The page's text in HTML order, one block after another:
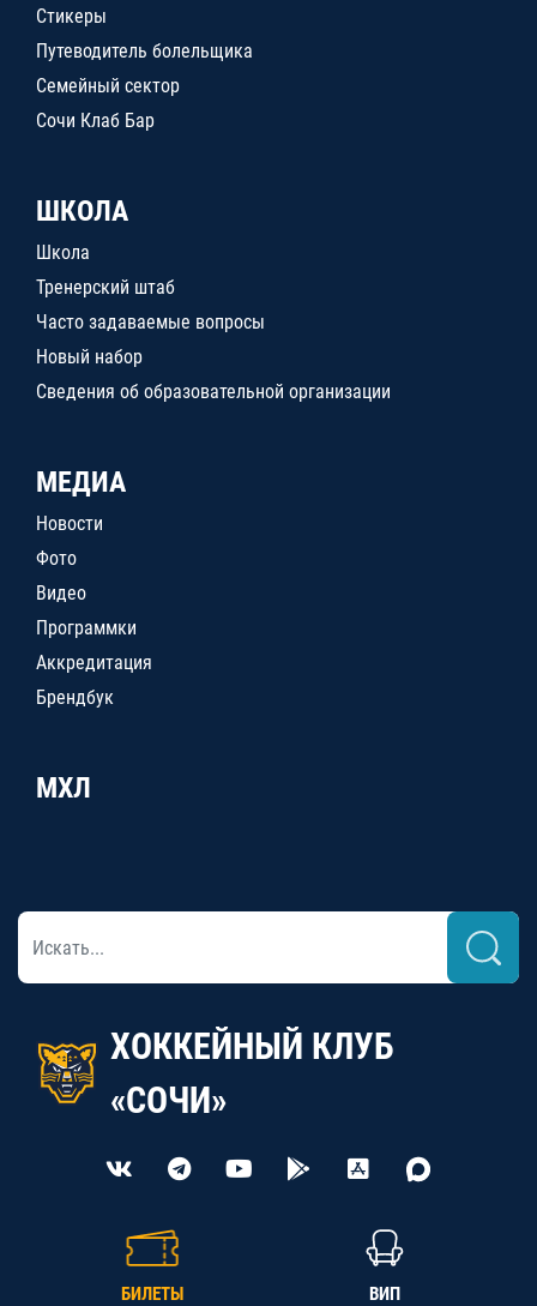
Стикеры
Путеводитель болельщика
Семейный сектор
Сочи Клаб Бар
ШКОЛА
Школа
Тренерский штаб
Часто задаваемые вопросы
Новый набор
Сведения об образовательной организации
МЕДИА
Новости
Фото
Видео
Программки
Аккредитация
Брендбук
МХЛ
ХОККЕЙНЫЙ КЛУБ
«СОЧИ»
БИЛЕТЫ ВИП